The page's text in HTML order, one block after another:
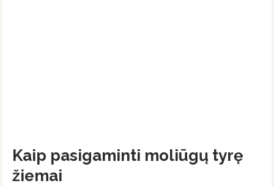
Kaip pasigaminti moliūgų tyrę
žiemai